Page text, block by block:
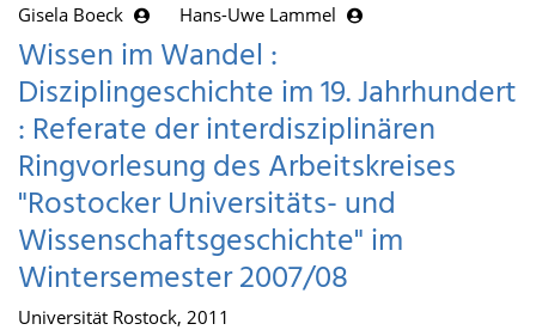
Gisela Boeck Hans-Uwe Lammel
Wissen im Wandel :
Disziplingeschichte im 19. Jahrhundert
: Referate der interdisziplinären
Ringvorlesung des Arbeitskreises
"Rostocker Universitäts- und
Wissenschaftsgeschichte" im
Wintersemester 2007/08
Universität Rostock, 2011